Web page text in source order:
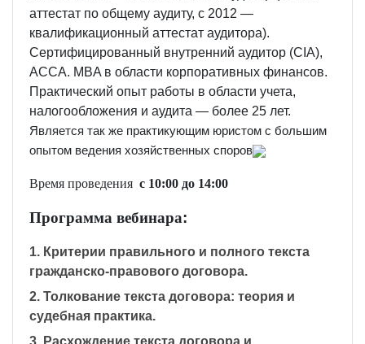
аттестат по общему аудиту, c 2012 —
квалификационный аттестат аудитора).
Сертифицированный внутренний аудитор (CIA),
АССА. MBA в области корпоративных финансов.
Практический опыт работы в области учета,
налогообложения и аудита — более 25 лет.
Является так же практикующим юристом с большим
опытом ведения хозяйственных споров
Время проведения с 10:00 до 14:00
Программа вебинара:
1. Критерии правильного и полного текста
гражданско-правового договора.
2. Толкование текста договора: теория и
судебная практика.
3. Расхождение текста договора и